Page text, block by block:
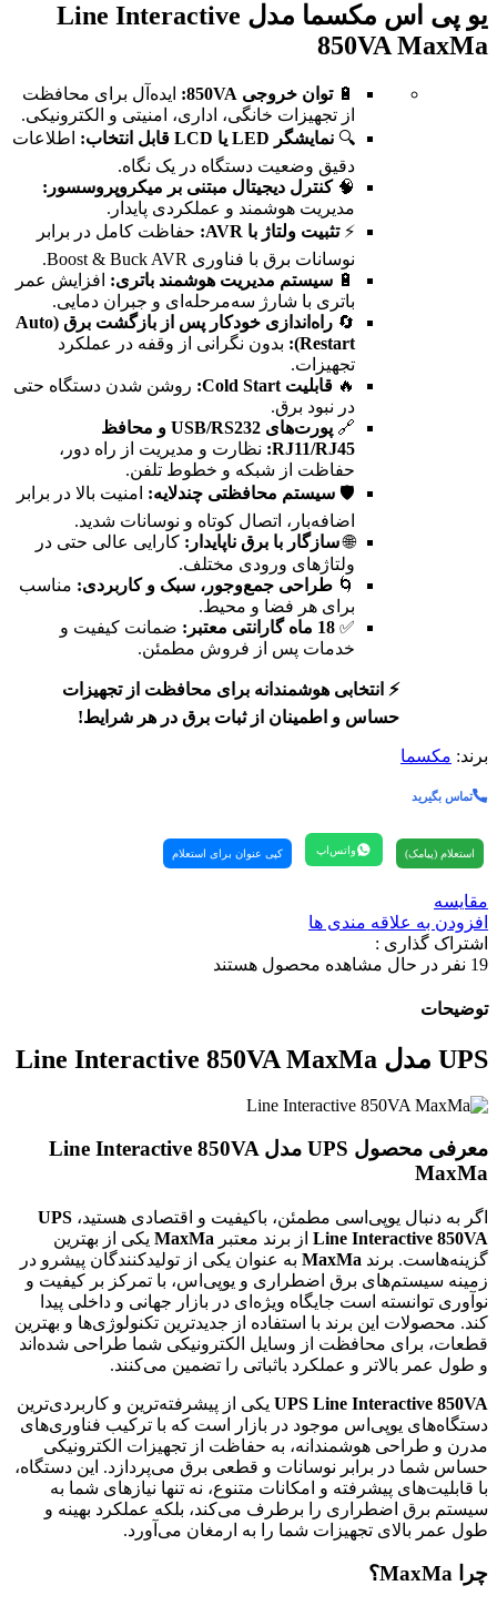
یو پی اس مکسما مدل Line Interactive
850VA MaxMa
🔋توان خروجی 850VA:
ایده‌آل برای محافظت
از تجهیزات خانگی، اداری، امنیتی و الکترونیکی.
🔍 نمایشگر LED یا LCD قابل انتخاب:
اطلاعات
دقیق وضعیت دستگاه در یک نگاه.
🧠کنترل دیجیتال مبتنی بر میکروپروسسور:
مدیریت هوشمند و عملکردی پایدار.
⚡تثبیت ولتاژ با AVR:
حفاظت کامل در برابر
نوسانات برق با فناوری Boost & Buck AVR.
🔋 سیستم مدیریت هوشمند باتری: افزایش عمر
باتری با شارژ سه‌مرحله‌ای و جبران دمایی.
🔄
راه‌اندازی خودکار پس از بازگشت برق (Auto
Restart):
بدون نگرانی از وقفه در عملکرد
تجهیزات.
🔥 قابلیت Cold Start:
روشن شدن دستگاه حتی
در نبود برق.
🔗
پورت‌های USB/RS232 و محافظ
RJ11/RJ45: نظارت و مدیریت از راه دور،
حفاظت از شبکه و خطوط تلفن.
🛡️ سیستم محافظتی چندلایه: امنیت بالا در برابر
اضافه‌بار، اتصال کوتاه و نوسانات شدید.
🌐سازگار با برق ناپایدار: کارایی عالی حتی در
ولتاژهای ورودی مختلف.
🌀 طراحی جمع‌وجور، سبک و کاربردی: مناسب
برای هر فضا و محیط.
✅ 18 ماه گارانتی معتبر:
ضمانت کیفیت و
خدمات پس از فروش مطمئن.
⚡ انتخابی هوشمندانه برای محافظت از تجهیزات
حساس و اطمینان از ثبات برق در هر شرایط!
برند: مکسما
تماس بگیرید
استعلام (پیامک) واتس‌اپ کپی عنوان برای استعلام
مقایسه
افزودن به علاقه مندی ها
اشتراک گذاری :
19 نفر در حال مشاهده محصول هستند
توضیحات
UPS مدل Line Interactive 850VA MaxMa
معرفی محصول UPS مدل
Line Interactive 850VA
MaxMa
اگر به دنبال یوپی‌اسی مطمئن، باکیفیت و اقتصادی هستید، UPS
Line Interactive 850VA از برند معتبر MaxMa یکی از بهترین
گزینه‌هاست. برند MaxMa به عنوان یکی از تولیدکنندگان پیشرو در
زمینه سیستم‌های برق اضطراری و یوپی‌اس، با تمرکز بر کیفیت و
نوآوری توانسته است جایگاه ویژه‌ای در بازار جهانی و داخلی پیدا
کند. محصولات این برند با استفاده از جدیدترین تکنولوژی‌ها و بهترین
قطعات، برای محافظت از وسایل الکترونیکی شما طراحی شده‌اند
و طول عمر بالاتر و عملکرد باثباتی را تضمین می‌کنند.
UPS Line Interactive 850VA یکی از پیشرفته‌ترین و کاربردی‌ترین
دستگاه‌های یوپی‌اس موجود در بازار است که با ترکیب فناوری‌های
مدرن و طراحی هوشمندانه، به حفاظت از تجهیزات الکترونیکی
حساس شما در برابر نوسانات و قطعی برق می‌پردازد. این دستگاه،
با قابلیت‌های پیشرفته و امکانات متنوع، نه تنها نیازهای شما به
سیستم برق اضطراری را برطرف می‌کند، بلکه عملکرد بهینه و
طول عمر بالای تجهیزات شما را به ارمغان می‌آورد.
چرا MaxMa؟